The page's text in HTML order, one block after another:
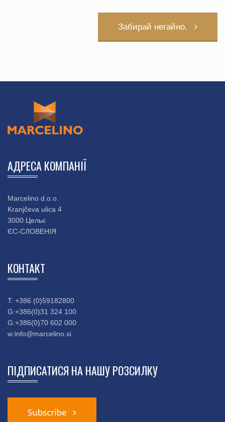
Забирай негайно.
АДРЕСА КОМПАНІЇ
Marcelino d.o.o.
Kranjčeva ulica 4
3000 Цельє
ЄС-СЛОВЕНІЯ
КОНТАКТ
T: +386 (0)59182800
G:+386(0)31 324 100
G:+386(0)70 602 000
w:info@marcelino.si
ПІДПИСАТИСЯ НА НАШУ РОЗСИЛКУ